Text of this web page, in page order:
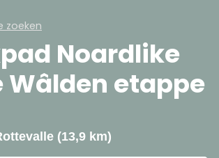
zoeken
Noardlike
Wâlden etappe
(13,9 km)